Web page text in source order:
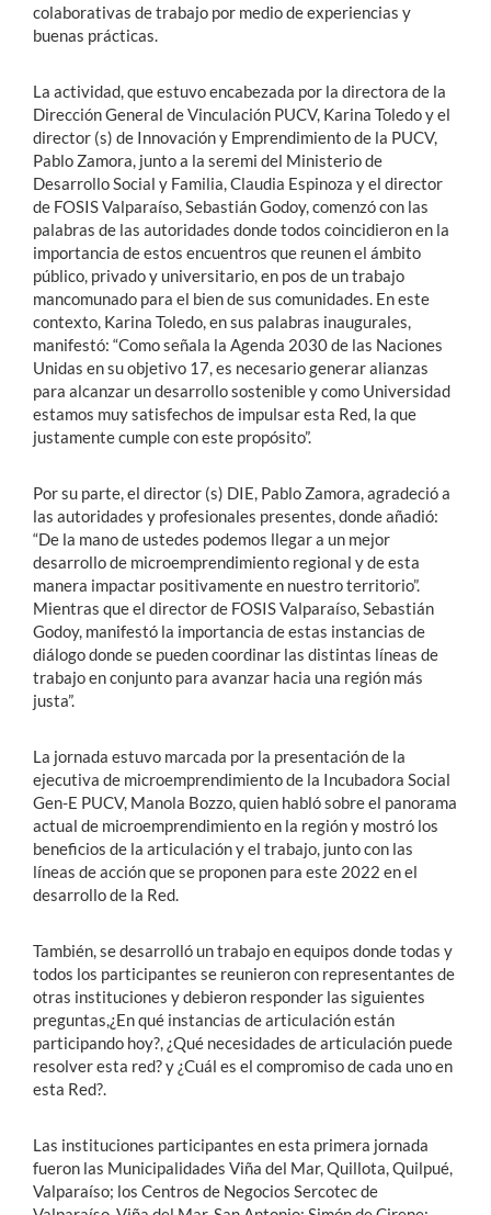
colaborativas de trabajo por medio de experiencias y
buenas prácticas.
La actividad, que estuvo encabezada por la directora de la
Dirección General de Vinculación PUCV, Karina Toledo y el
director (s) de Innovación y Emprendimiento de la PUCV,
Pablo Zamora, junto a la seremi del Ministerio de
Desarrollo Social y Familia, Claudia Espinoza y el director
de FOSIS Valparaíso, Sebastián Godoy, comenzó con las
palabras de las autoridades donde todos coincidieron en la
importancia de estos encuentros que reunen el ámbito
público, privado y universitario, en pos de un trabajo
mancomunado para el bien de sus comunidades. En este
contexto, Karina Toledo, en sus palabras inaugurales,
manifestó: “Como señala la Agenda 2030 de las Naciones
Unidas en su objetivo 17, es necesario generar alianzas
para alcanzar un desarrollo sostenible y como Universidad
estamos muy satisfechos de impulsar esta Red, la que
justamente cumple con este propósito”.
Por su parte, el director (s) DIE, Pablo Zamora, agradeció a
las autoridades y profesionales presentes, donde añadió:
“De la mano de ustedes podemos llegar a un mejor
desarrollo de microemprendimiento regional y de esta
manera impactar positivamente en nuestro territorio”.
Mientras que el director de FOSIS Valparaíso, Sebastián
Godoy, manifestó la importancia de estas instancias de
diálogo donde se pueden coordinar las distintas líneas de
trabajo en conjunto para avanzar hacia una región más
justa”.
La jornada estuvo marcada por la presentación de la
ejecutiva de microemprendimiento de la Incubadora Social
Gen-E PUCV, Manola Bozzo, quien habló sobre el panorama
actual de microemprendimiento en la región y mostró los
beneficios de la articulación y el trabajo, junto con las
líneas de acción que se proponen para este 2022 en el
desarrollo de la Red.
También, se desarrolló un trabajo en equipos donde todas y
todos los participantes se reunieron con representantes de
otras instituciones y debieron responder las siguientes
preguntas,¿En qué instancias de articulación están
participando hoy?, ¿Qué necesidades de articulación puede
resolver esta red? y ¿Cuál es el compromiso de cada uno en
esta Red?.
Las instituciones participantes en esta primera jornada
fueron las Municipalidades Viña del Mar, Quillota, Quilpué,
Valparaíso; los Centros de Negocios Sercotec de